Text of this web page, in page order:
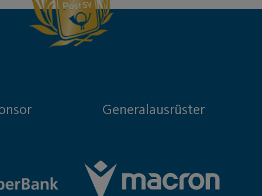
Generalausrüster